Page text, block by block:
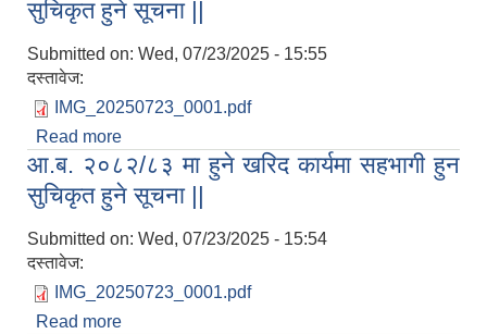
सुचिकृत हुने सूचना ||
Submitted on: Wed, 07/23/2025 - 15:55
दस्तावेज:
IMG_20250723_0001.pdf
Read more
सुचिकृत हुने सूचना ||
आ.ब. २०८२/८३ मा हुने खरिद कार्यमा सहभागी हुन
सुचिकृत हुने सूचना ||
Submitted on: Wed, 07/23/2025 - 15:54
दस्तावेज:
IMG_20250723_0001.pdf
Read more